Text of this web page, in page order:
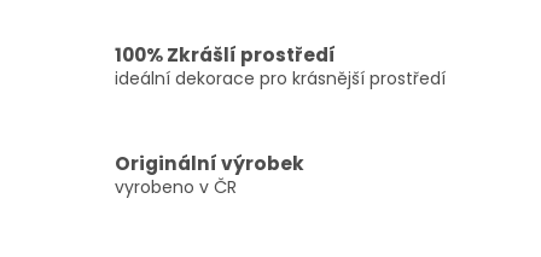
100% Zkrášlí prostředí
ideální dekorace pro krásnější prostředí
Originální výrobek
vyrobeno v ČR